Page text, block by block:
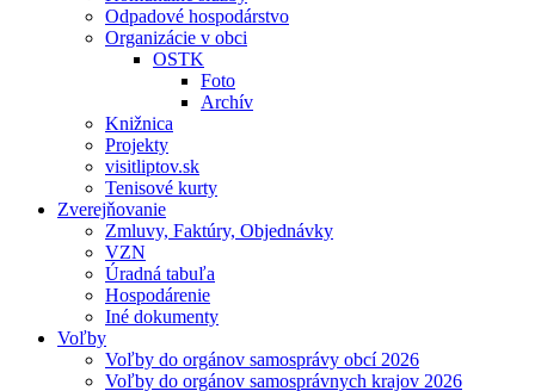
Odpadové hospodárstvo
Organizácie v obci
OSTK
Foto
Archív
Knižnica
Projekty
visitliptov.sk
Tenisové kurty
Zverejňovanie
Zmluvy, Faktúry, Objednávky
VZN
Úradná tabuľa
Hospodárenie
Iné dokumenty
Voľby
Voľby do orgánov samosprávy obcí 2026
Voľby do orgánov samosprávnych krajov 2026